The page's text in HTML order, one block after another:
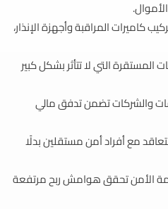
كاميرات المراقبة وأجهزة الإنذار،
التي لا تتأثر بشكل كبير
والشركات تضمن تدفق مالي
مع أفراد أمن مستقلين بدلًا
الأمن تحقق هوامش ربح مرتفعة